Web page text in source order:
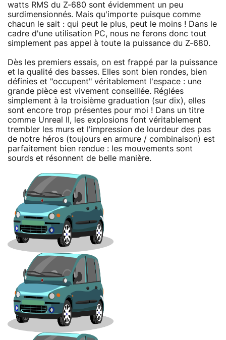
watts RMS du Z-680 sont évidemment un peu
surdimensionnés. Mais qu'importe puisque comme
chacun le sait : qui peut le plus, peut le moins ! Dans le
cadre d'une utilisation PC, nous ne ferons donc tout
simplement pas appel à toute la puissance du Z-680.
Dès les premiers essais, on est frappé par la puissance
et la qualité des basses. Elles sont bien rondes, bien
définies et "occupent" véritablement l'espace : une
grande pièce est vivement conseillée. Réglées
simplement à la troisième graduation (sur dix), elles
sont encore trop présentes pour moi ! Dans un titre
comme Unreal II, les explosions font véritablement
trembler les murs et l'impression de lourdeur des pas
de notre héros (toujours en armure / combinaison) est
parfaitement bien rendue : les mouvements sont
sourds et résonnent de belle manière.